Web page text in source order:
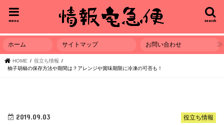
search
menu
ホーム サイトマップ お問い合わせ
HOME
役立ち情報
柚子胡椒の保存方法や期間は？アレンジや賞味期限に冷凍の可否も！
役立ち情報
2019.09.03